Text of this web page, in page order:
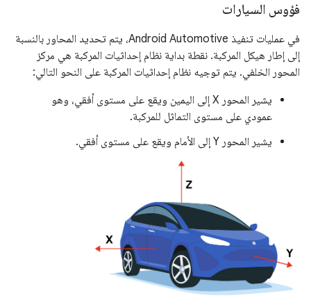
فؤوس السيارات
في عمليات تنفيذ Android Automotive، يتم تحديد المحاور بالنسبة
إلى إطار هيكل المركبة. نقطة بداية نظام إحداثيات المركبة هي مركز
المحور الخلفي. يتم توجيه نظام إحداثيات المركبة على النحو التالي:
يشير المحور X إلى اليمين ويقع على مستوى أفقي، وهو
عمودي على مستوى التماثل للمركبة.
يشير المحور Y إلى الأمام ويقع على مستوى أفقي.